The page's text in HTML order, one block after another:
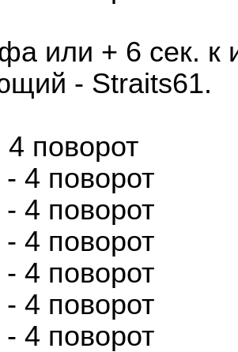
или + 6 сек. к
- Straits61.
4 поворот
- 4 поворот
- 4 поворот
- 4 поворот
- 4 поворот
- 4 поворот
- 4 поворот